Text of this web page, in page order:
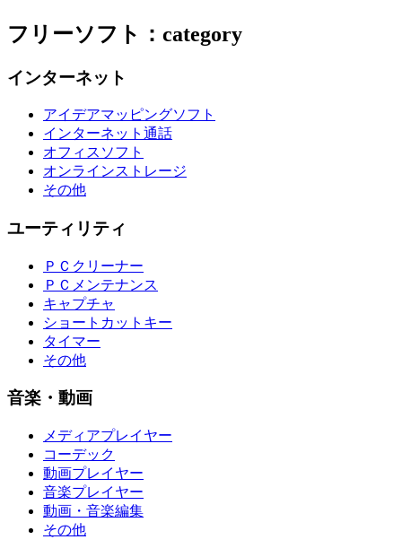
フリーソフト：category
インターネット
アイデアマッピングソフト
インターネット通話
オフィスソフト
オンラインストレージ
その他
ユーティリティ
ＰＣクリーナー
ＰＣメンテナンス
キャプチャ
ショートカットキー
タイマー
その他
音楽・動画
メディアプレイヤー
コーデック
動画プレイヤー
音楽プレイヤー
動画・音楽編集
その他